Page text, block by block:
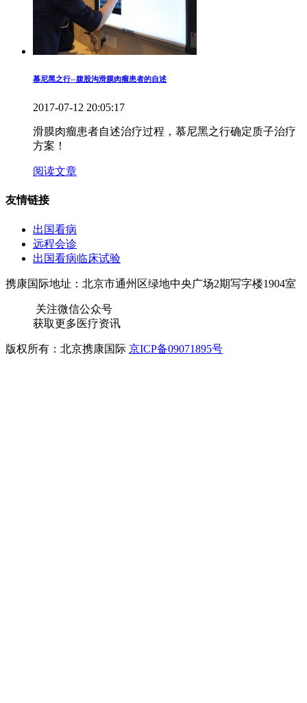
慕尼黑之行--腹股沟滑膜肉瘤患者的自述
2017-07-12 20:05:17
滑膜肉瘤患者自述治疗过程，慕尼黑之行确定质子治疗
方案！
阅读文章
友情链接
出国看病
远程会诊
出国看病临床试验
携康国际地址：北京市通州区绿地中央广场2期写字楼1904室
关注微信公众号
获取更多医疗资讯
版权所有：北京携康国际 京ICP备09071895号